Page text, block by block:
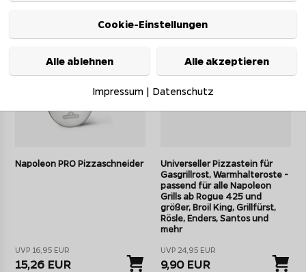
10%*
Napoleon PRO Pizzaschneider
UVP 16,95 EUR
15,26 EUR
60%*
Universeller Pizzastein für
Gasgrillrost, Warmhalteroste -
passend für alle Napoleon
Grills ab Rogue 425 und
größer, Broil King, Grillfürst,
Rösle, Enders, Santos und
mehr
UVP 24,95 EUR
9,90 EUR
Cookie-Einstellungen
Alle ablehnen Alle akzeptieren
Impressum| Datenschutz